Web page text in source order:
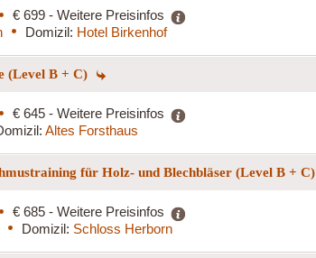
€ 699 - Weitere Preisinfos
Domizil: Hotel Birkenhof
(Level B + C)
€ 645 - Weitere Preisinfos
Altes Forsthaus
für Holz- und Blechbläser (Level B + C)
€ 685 - Weitere Preisinfos
Domizil: Schloss Herborn